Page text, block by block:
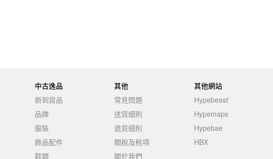
中古逸品
新到貨品
品牌
服裝
飾品配件
鞋類
其他
常見問題
送貨細則
退貨細則
關稅及稅項
關於我們
其他網站
Hypebeast
Hypemaps
Hypebae
HBX